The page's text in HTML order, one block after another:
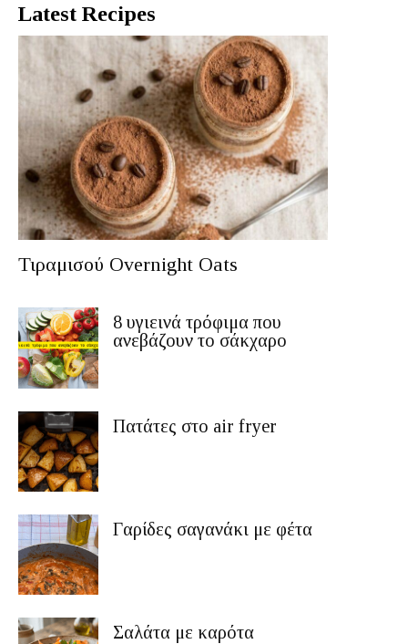
Latest Recipes
Τιραμισού Overnight Oats
8 υγιεινά τρόφιμα που
ανεβάζουν το σάκχαρο
Πατάτες στο air fryer
Γαρίδες σαγανάκι με φέτα
Σαλάτα με καρότα